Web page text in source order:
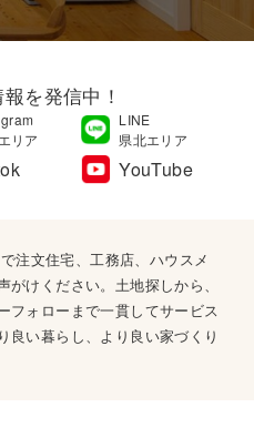
を発信中！
リア
LINE
県北エリア
YouTube
注文住宅、工務店、ハウスメ
けください。土地探しから、
フォローまで一貫してサービス
良い暮らし、より良い家づくり